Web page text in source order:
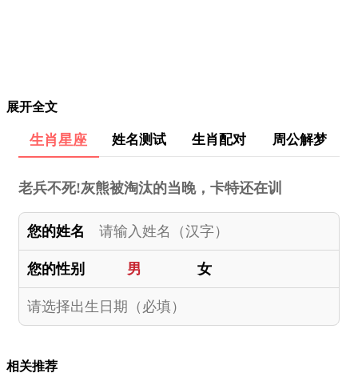
展开全文
生肖星座 姓名测试 生肖配对 周公解梦
老兵不死!灰熊被淘汰的当晚，卡特还在训
您的姓名
您的性别 男 女
相关推荐